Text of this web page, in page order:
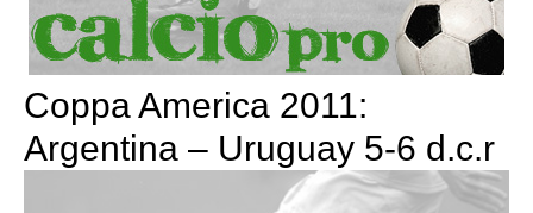
Coppa America 2011:
Argentina – Uruguay 5-6 d.c.r